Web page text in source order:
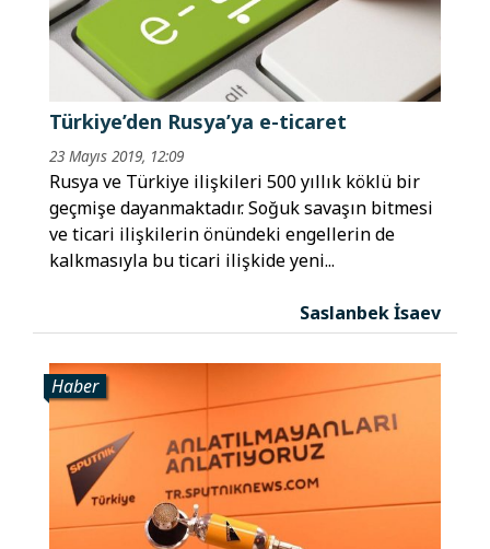
Türkiye’den Rusya’ya e-ticaret
23 Mayıs 2019, 12:09
Rusya ve Türkiye ilişkileri 500 yıllık köklü bir
geçmişe dayanmaktadır. Soğuk savaşın bitmesi
ve ticari ilişkilerin önündeki engellerin de
kalkmasıyla bu ticari ilişkide yeni...
Saslanbek İsaev
Haber